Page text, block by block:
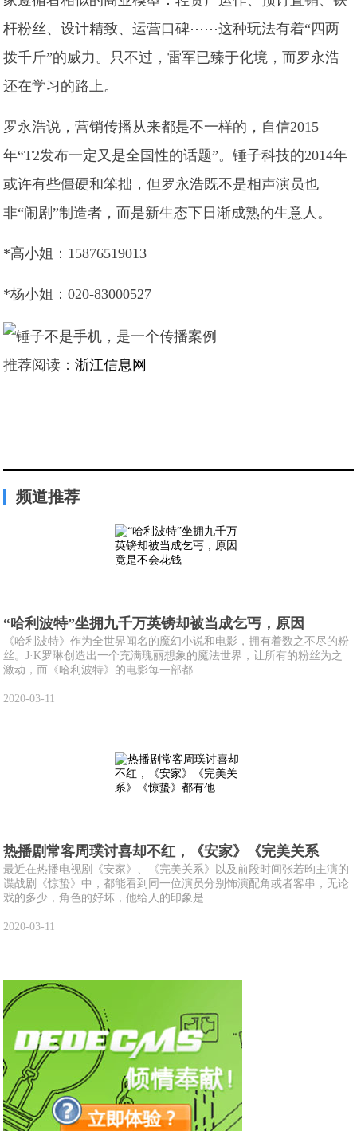
杆粉丝、设计精致、运营口碑⋯⋯这种玩法有着“四两
拨千斤”的威力。只不过，雷军已臻于化境，而罗永浩
还在学习的路上。
罗永浩说，营销传播从来都是不一样的，自信2015
年“T2发布一定又是全国性的话题”。锤子科技的2014年
或许有些僵硬和笨拙，但罗永浩既不是相声演员也
非“闹剧”制造者，而是新生态下日渐成熟的生意人。
*高小姐：15876519013
*杨小姐：020-83000527
推荐阅读：浙江信息网
频道推荐
“哈利波特”坐拥九千万英镑却被当成乞丐，原因
《哈利波特》作为全世界闻名的魔幻小说和电影，拥有着数之不尽的粉
丝。J·K罗琳创造出一个充满瑰丽想象的魔法世界，让所有的粉丝为之
激动，而《哈利波特》的电影每一部都...
2020-03-11
热播剧常客周璞讨喜却不红，《安家》《完美关系
最近在热播电视剧《安家》、《完美关系》以及前段时间张若昀主演的
谍战剧《惊蛰》中，都能看到同一位演员分别饰演配角或者客串，无论
戏的多少，角色的好坏，他给人的印象是...
2020-03-11